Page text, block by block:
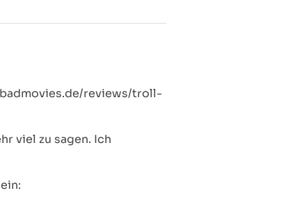
reviews/troll-
viel zu sagen. Ich